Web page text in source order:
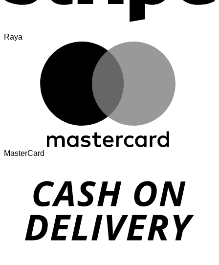
Raya
MasterCard